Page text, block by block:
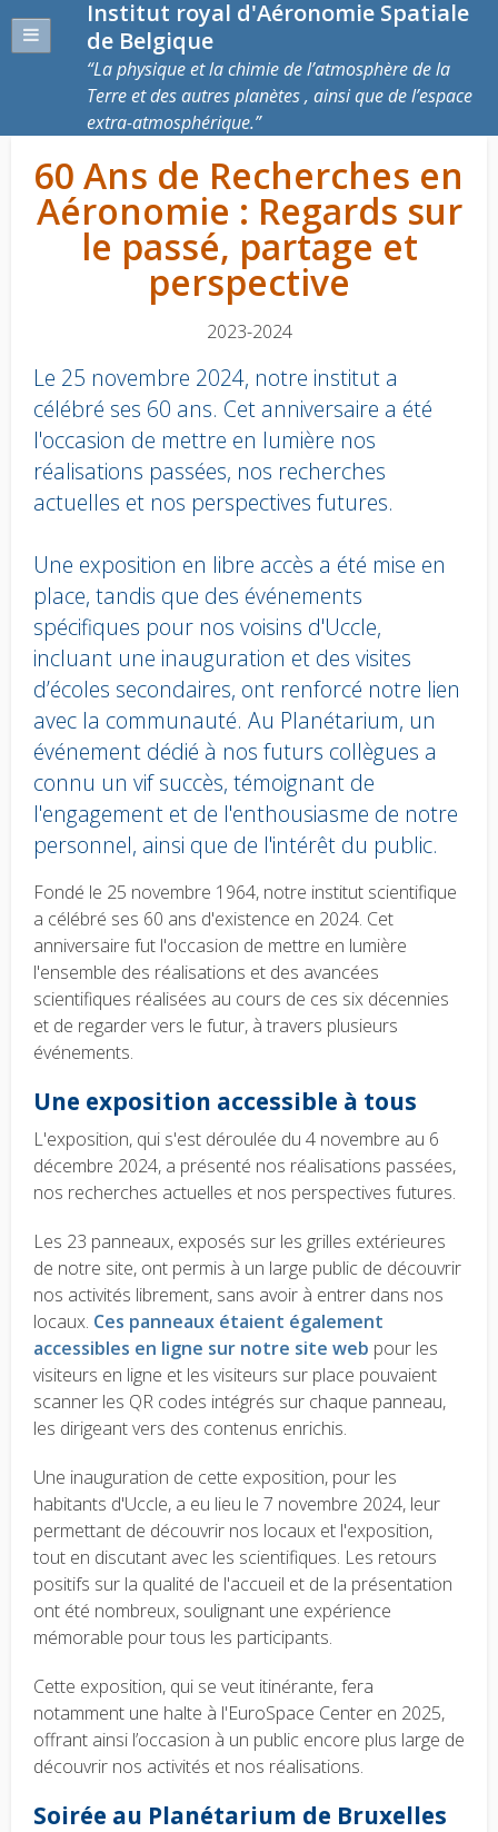
Institut royal d'Aéronomie Spatiale
de Belgique
La physique et la chimie de l’atmosphère de la
Terre et des autres planètes , ainsi que de l’espace
extra-atmosphérique.
60 Ans de Recherches en
Aéronomie : Regards sur
le passé, partage et
perspective
2023-2024
Le 25 novembre 2024, notre institut a
célébré ses 60 ans. Cet anniversaire a été
l'occasion de mettre en lumière nos
réalisations passées, nos recherches
actuelles et nos perspectives futures.
Une exposition en libre accès a été mise en
place, tandis que des événements
spécifiques pour nos voisins d'Uccle,
incluant une inauguration et des visites
d’écoles secondaires, ont renforcé notre lien
avec la communauté. Au Planétarium, un
événement dédié à nos futurs collègues a
connu un vif succès, témoignant de
l'engagement et de l'enthousiasme de notre
personnel, ainsi que de l'intérêt du public.
Body
text
Fondé le 25 novembre 1964, notre institut scientifique
a célébré ses 60 ans d'existence en 2024. Cet
anniversaire fut l'occasion de mettre en lumière
l'ensemble des réalisations et des avancées
scientifiques réalisées au cours de ces six décennies
et de regarder vers le futur, à travers plusieurs
événements.
Une exposition accessible à tous
L'exposition, qui s'est déroulée du 4 novembre au 6
décembre 2024, a présenté nos réalisations passées,
nos recherches actuelles et nos perspectives futures.
Les 23 panneaux, exposés sur les grilles extérieures
de notre site, ont permis à un large public de découvrir
nos activités librement, sans avoir à entrer dans nos
locaux. Ces panneaux étaient également
accessibles en ligne sur notre site web pour les
visiteurs en ligne et les visiteurs sur place pouvaient
scanner les QR codes intégrés sur chaque panneau,
les dirigeant vers des contenus enrichis.
Une inauguration de cette exposition, pour les
habitants d'Uccle, a eu lieu le 7 novembre 2024, leur
permettant de découvrir nos locaux et l'exposition,
tout en discutant avec les scientifiques. Les retours
positifs sur la qualité de l'accueil et de la présentation
ont été nombreux, soulignant une expérience
mémorable pour tous les participants.
Cette exposition, qui se veut itinérante, fera
notamment une halte à l'EuroSpace Center en 2025,
offrant ainsi l’occasion à un public encore plus large de
découvrir nos activités et nos réalisations.
Soirée au Planétarium de Bruxelles